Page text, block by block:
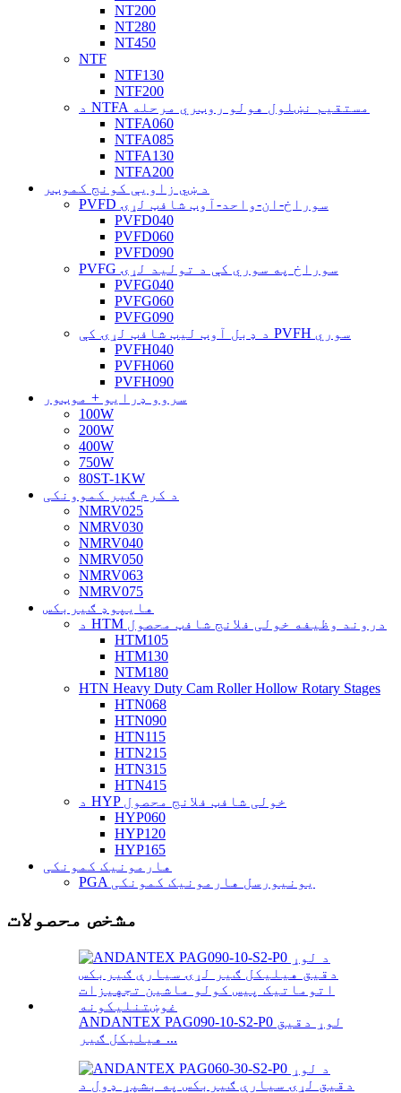
NT200
NT280
NT450
NTF
NTF130
NTF200
د NTFA مستقیم نښلول هولو روټري مرحله
NTFA060
NTFA085
NTFA130
NTFA200
د ښي زاویې کونج کموټر
PVFD سوراخ-ان-واحد-آوټ شافټ لړۍ
PVFD040
PVFD060
PVFD090
PVFG سوراخ په سوري کې د تولید لړۍ
PVFG040
PVFG060
PVFG090
د ډبل آوټ لیټ شافټ لړۍ کې PVFH سوري
PVFH040
PVFH060
PVFH090
سروو ډرایو + موټور
100W
200W
400W
750W
80ST-1KW
د کرم ګیر کموونکی
NMRV025
NMRV030
NMRV040
NMRV050
NMRV063
NMRV075
هایپوډ ګیربکس
د HTM دروند وظیفه خولی فلانج شافټ محصول
HTM105
HTM130
NTM180
HTN Heavy Duty Cam Roller Hollow Rotary Stages
HTN068
HTN090
HTN115
HTN215
HTN315
HTN415
د HYP خولی شافټ فلانج محصول
HYP060
HYP120
HYP165
هارمونیک کمونکی
PGA یونیورسل هارمونیک کمونکی
مشخص محصولات
ANDANTEX PAG090-10-S2-P0 لوړ دقیق
هیلیکل ګیر ...